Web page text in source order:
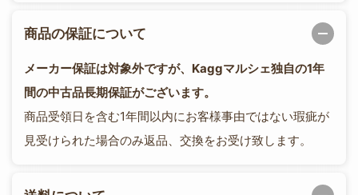
商品の保証について
メーカー保証は対象外ですが、Kaggマルシェ独自の1年
間の中古品長期保証がございます。
商品受領日を含む1年間以内にお客様事由ではない瑕疵が
見受けられた場合のみ返品、交換をお受け致します。